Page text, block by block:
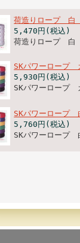
荷造りロープ
5,470円(税込)
荷造りロープ
SKパワーロー
5,930円(税込)
SKパワーロー
SKパワーロー
5,760円(税込)
SKパワーロー